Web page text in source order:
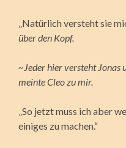
„Natürlich versteht sie
über den Kopf.
~Jeder hier versteht Jonas
meinte Cleo zu mir.
„So jetzt muss ich aber
einiges zu machen.“